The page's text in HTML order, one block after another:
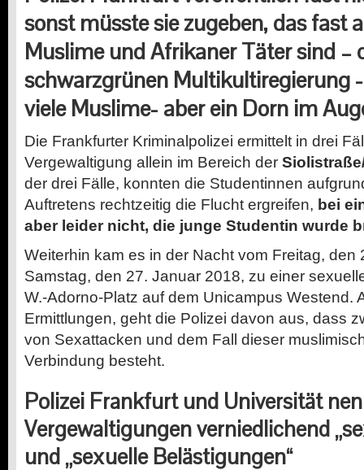
sonst müsste sie zugeben, das fast
Muslime und Afrikaner Täter sind –
schwarzgrünen Multikultiregierung
viele Muslime- aber ein Dorn im
Die Frankfurter Kriminalpolizei ermittelt in drei
Vergewaltigung allein im Bereich der
der drei Fälle, konnten die Studentinnen
Auftretens rechtzeitig die Flucht ergreifen, bei
aber leider nicht, die junge Studentin wurde
Weiterhin kam es in der Nacht vom Freitag, den
Samstag, den 27. Januar 2018, zu einer
W.-Adorno-Platz auf dem Unicampus Westend.
Ermittlungen, geht die Polizei davon aus, dass
von Sexattacken und dem Fall dieser
Verbindung besteht.
Polizei Frankfurt und Universität
Vergewaltigungen verniedlichend
und „sexuelle Belästigungen“